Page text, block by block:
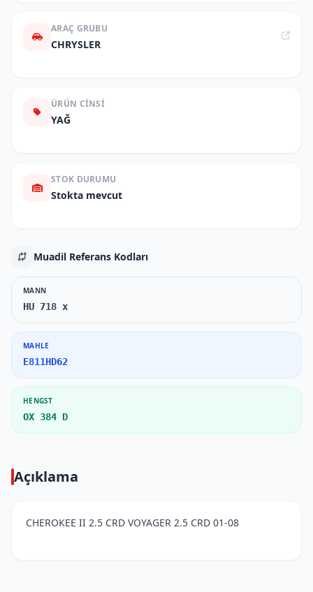
ARAÇ GRUBU
CHRYSLER
ÜRÜN CINSI
YAĞ
STOK DURUMU
Stokta mevcut
Muadil Referans Kodları
MANN
HU 718 x
MAHLE
E811HD62
HENGST
OX 384 D
Açıklama
CHEROKEE II 2.5 CRD VOYAGER 2.5 CRD 01-08